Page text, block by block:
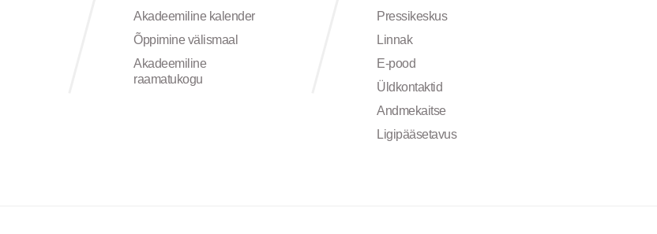
Akadeemiline kalender
Õppimine välismaal
Akadeemiline
raamatukogu
Pressikeskus
Linnak
E-pood
Üldkontaktid
Andmekaitse
Ligipääsetavus